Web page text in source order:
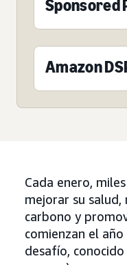
Sponsored
Amazon
Cada enero,
mejorar su salud,
carbono y
comienzan el
desafío,